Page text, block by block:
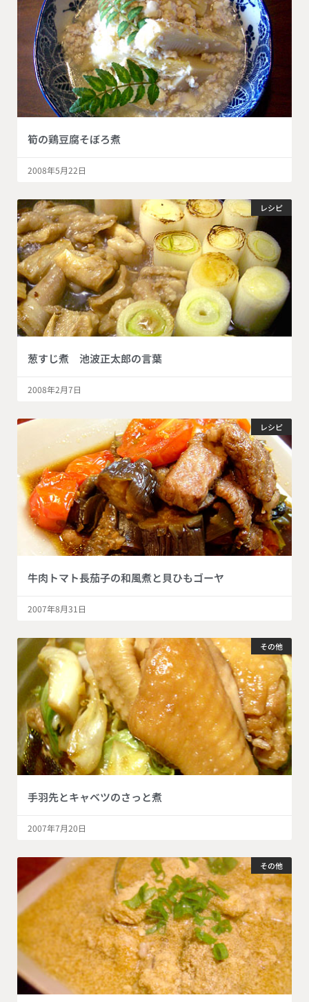
筍の鶏豆腐そぼろ煮
2008年5月22日
レシピ
葱すじ煮 池波正太郎の言葉
2008年2月7日
レシピ
牛肉トマト長茄子の和風煮と貝ひもゴーヤ
2007年8月31日
その他
手羽先とキャベツのさっと煮
2007年7月20日
その他